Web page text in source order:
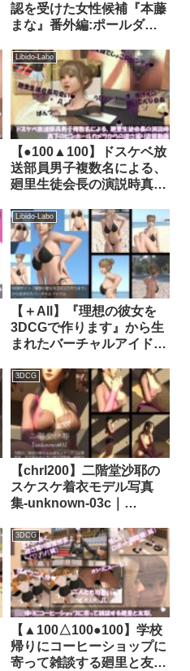
認を受けた女性候補『本藤
まな』番外編:ポールダン
ート柄パンティ編）｜
d_326805│ Libido-Labo
Libido-Labo
【●100▲100】ドスケベ放
送部員男子複数名による、
廻里生徒会長の演説時真下
逆さ撮り盗撮動画ライブ鑑
賞の様子（Vol.007:私服演
説で盗撮されたフルバック
パンティ・わたしの弁当箱
に精液出した奴出て来い
（怒））｜d_682028
Libido-Labo
【＋All】『理想の彼女を
3DCGで作ります』から生
まれたバーチャルアイドル
ぐり）」のグラドル撮影風
写真集:Gradol_85｜
d_337702│ Libido-Labo
3DCG
【chrl200】二階堂沙耶の
スケスケ着衣モデル写真
集-unknown-03c｜
3DCG
【▲100△100●100】学校
帰りにコーヒーショップに
寄って雑談する廻里と友